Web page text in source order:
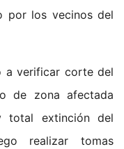
por los vecinos del
a verificar corte del
de zona afectada
total extinción del
realizar tomas